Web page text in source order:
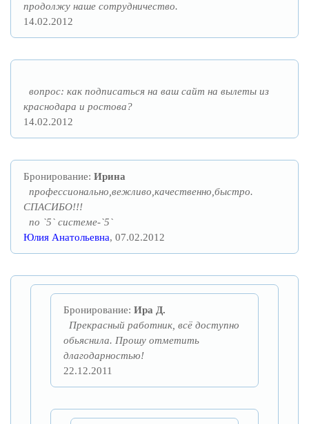
продолжу наше сотрудничество.
14.02.2012
вопрос: как подписаться на ваш сайт на вылеты из
краснодара и ростова?
14.02.2012
Бронирование: Ирина
профессионально,вежливо,качественно,быстро.
СПАСИБО!!!
по `5` системе-`5`
Юлия Анатольевна, 07.02.2012
Бронирование: Ира Д.
Прекрасный работник, всё доступно
обьяснила. Прошу отметить
длагодарностью!
22.12.2011